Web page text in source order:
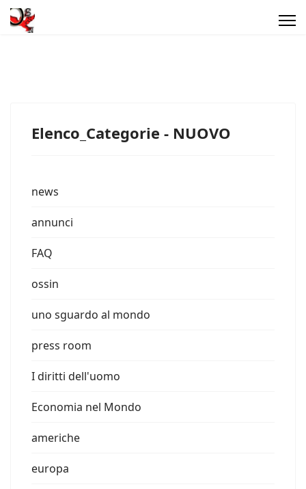
Elenco_Categorie - NUOVO
news
annunci
FAQ
ossin
uno sguardo al mondo
press room
I diritti dell'uomo
Economia nel Mondo
americhe
europa